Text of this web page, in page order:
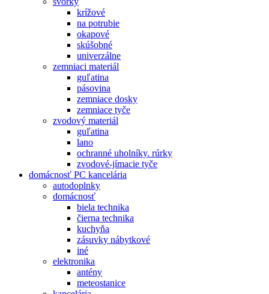
krížové
na potrubie
okapové
skúšobné
univerzálne
zemniaci materiál
guľatina
pásovina
zemniace dosky
zemniace tyče
zvodový materiál
guľatina
lano
ochranné uholníky. rúrky
zvodové-jímacie tyče
domácnosť PC kancelária
autodoplnky
domácnosť
biela technika
čierna technika
kuchyňa
zásuvky nábytkové
iné
elektronika
antény
meteostanice